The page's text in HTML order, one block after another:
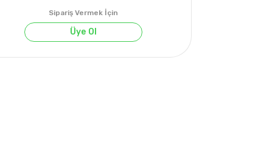
Sipariş Vermek İçin
Üye Ol